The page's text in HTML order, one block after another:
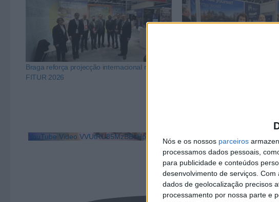
Nós e os nossos parceiros
processamos dados pessoais,
para publicidade e conteúdos
desenvolvimento de serviços. Com
dados de geolocalização precisos
processamento por nossa parte e
Braga reforça projecção internacional na
FITUR 2026
Braga estreia-se na Feira
YouTube Video